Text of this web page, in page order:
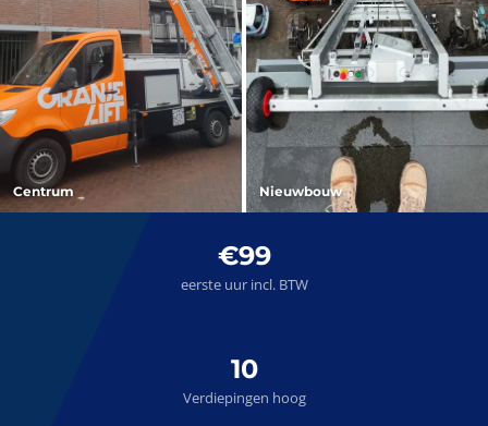
Centrum Nieuwbouw
€99
eerste uur incl. BTW
10
Verdiepingen hoog